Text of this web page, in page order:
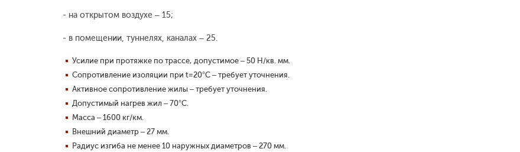
- на открытом воздухе – 15;
- в помещении, туннелях, каналах – 25.
Усилие при протяжке по трассе, допустимое – 50 Н/кв. мм.
Сопротивление изоляции при t=20°С – требует уточнения.
Активное сопротивление жилы – требует уточнения.
Допустимый нагрев жил – 70°С.
Масса – 1600 кг/км.
Внешний диаметр – 27 мм.
Радиус изгиба не менее 10 наружных диаметров – 270 мм.